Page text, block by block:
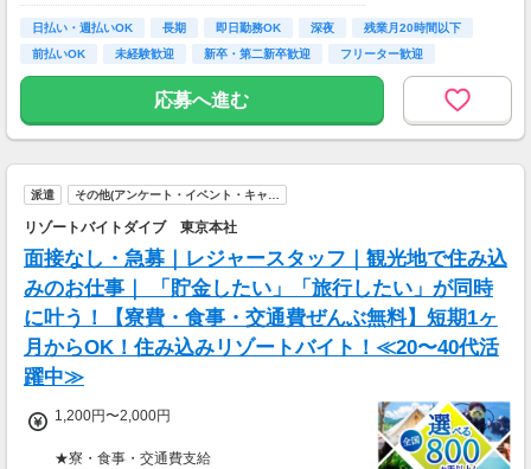
日払い・週払いOK 長期 即日勤務OK 深夜
残業月20時間以下
前払いOK
未経験歓迎 新卒・第二新卒歓迎 フリーター歓迎
応募へ進む
派遣 その他(アンケート・イベント・キャ…
リゾートバイトダイブ 東京本社
面接なし・急募｜レジャースタッフ｜観光地で住み込
みのお仕事｜ 「貯金したい」「旅行したい」が同時
に叶う！【寮費・食事・交通費ぜんぶ無料】短期1ヶ
月からOK！住み込みリゾートバイト！≪20〜40代活
躍中≫
1,200円〜2,000円
★寮・食事・交通費支給